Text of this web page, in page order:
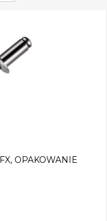
OPAKOWANIE